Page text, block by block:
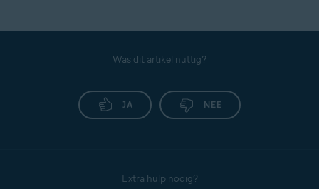
Was dit artikel nuttig?
JA NEE
Extra hulp nodig?